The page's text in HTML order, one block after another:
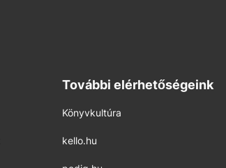
További elérhetőségeink
Könyvkultúra
kello.hu